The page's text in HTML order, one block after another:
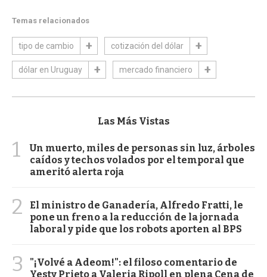
Temas relacionados
tipo de cambio cotización del dólar
dólar en Uruguay mercado financiero
Las Más Vistas
1
Un muerto, miles de personas sin luz, árboles
caídos y techos volados por el temporal que
ameritó alerta roja
2
El ministro de Ganadería, Alfredo Fratti, le
pone un freno a la reducción de la jornada
laboral y pide que los robots aporten al BPS
3
"¡Volvé a Adeom!": el filoso comentario de
Yesty Prieto a Valeria Ripoll en plena Cena de